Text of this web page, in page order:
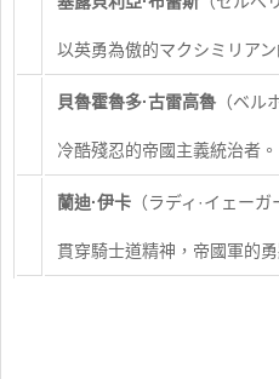
以英勇為傲的マクシミリア
貝魯霍魯多·古雷高魯 （ベル
冷酷殘忍的帝國主義統治者
蘭迪·伊卡 （ラディ·イェー
貫穿騎士道精神，帝國軍的